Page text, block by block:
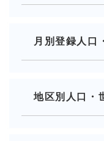
月別登録人口
地区別人口・